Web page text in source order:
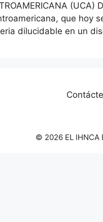
que
dilucidable en un
© 2026 EL IHNCA